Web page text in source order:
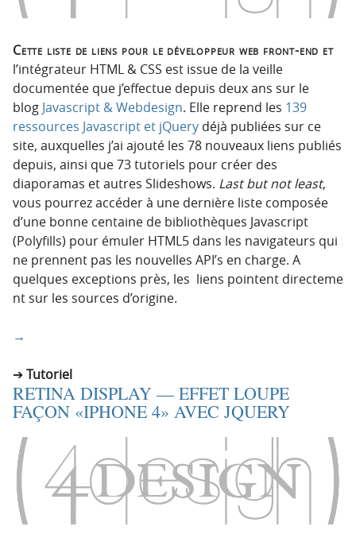
Cette liste de liens pour le développeur web front-end et
l’intégrateur HTML & CSS est issue de la veille
documentée que j’effectue depuis deux ans sur le
blog Javascript & Webdesign. Elle reprend les 139
ressources Javascript et jQuery déjà publiées sur ce
site, auxquelles j’ai ajouté les 78 nouveaux liens publiés
depuis, ainsi que 73 tutoriels pour créer des
diaporamas et autres Slideshows. Last but not least,
vous pourrez accéder à une dernière liste composée
d’une bonne centaine de bibliothèques Javascript
(Polyfills) pour émuler HTML5 dans les navigateurs qui
ne prennent pas les nouvelles API’s en charge. A
quelques exceptions près, les liens pointent directeme
nt sur les sources d’origine.
→
Tutoriel
RETINA DISPLAY — EFFET LOUPE
FAÇON «IPHONE 4» AVEC JQUERY